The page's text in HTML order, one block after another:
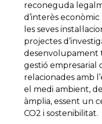
reconeguda
d’interès
les seves
projectes
desenvolupament
gestió empresarial
relacionades amb
el medi ambient,
àmplia, essent un
CO2 i sostenibilitat.